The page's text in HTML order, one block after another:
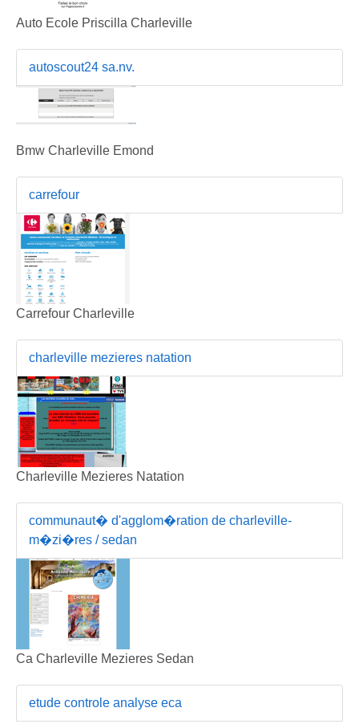
Auto Ecole Priscilla Charleville
autoscout24 sa.nv.
Bmw Charleville Emond
carrefour
Carrefour Charleville
charleville mezieres natation
Charleville Mezieres Natation
communaut� d'agglom�ration de charleville-
m�zi�res / sedan
Ca Charleville Mezieres Sedan
etude controle analyse eca